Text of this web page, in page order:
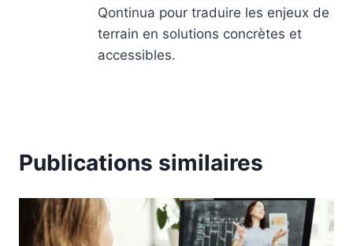
Qontinua pour traduire les enjeux de
terrain en solutions concrètes et
accessibles.
Publications similaires